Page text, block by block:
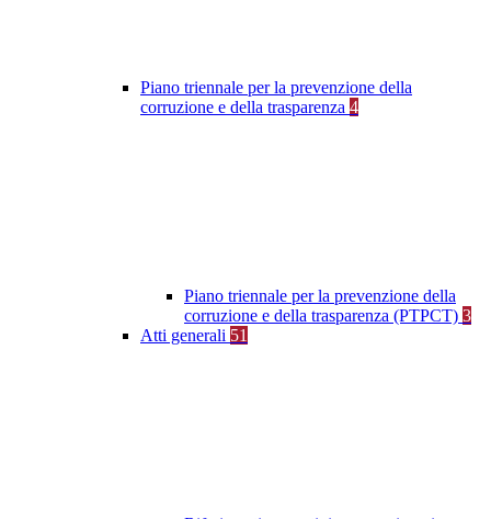
Piano triennale per la prevenzione della
corruzione e della trasparenza 4
Piano triennale per la prevenzione della
corruzione e della trasparenza (PTPCT) 3
Atti generali 51